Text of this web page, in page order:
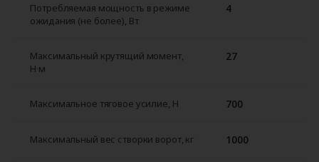
Потребляемая мощность в режиме
ожидания (не более), Вт
4
Максимальный крутящий момент,
Н·м
27
Максимальное тяговое усилие, H 700
Максимальный вес створки ворот, кг 1000